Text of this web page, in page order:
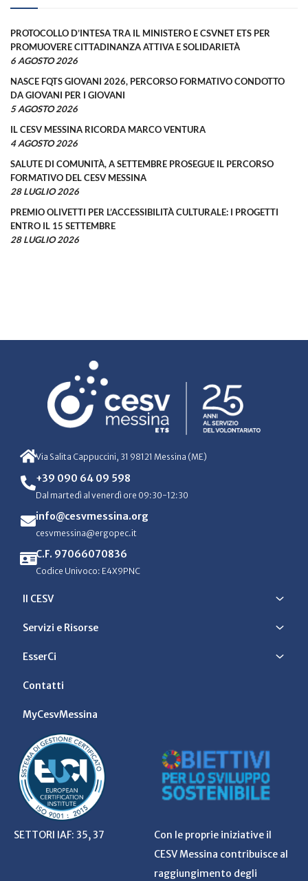
PROTOCOLLO D’INTESA TRA IL MINISTERO E CSVNET ETS PER
PROMUOVERE CITTADINANZA ATTIVA E SOLIDARIETÀ
6 AGOSTO 2026
NASCE FQTS GIOVANI 2026, PERCORSO FORMATIVO CONDOTTO
DA GIOVANI PER I GIOVANI
5 AGOSTO 2026
IL CESV MESSINA RICORDA MARCO VENTURA
4 AGOSTO 2026
SALUTE DI COMUNITÀ, A SETTEMBRE PROSEGUE IL PERCORSO
FORMATIVO DEL CESV MESSINA
28 LUGLIO 2026
PREMIO OLIVETTI PER L’ACCESSIBILITÀ CULTURALE: I PROGETTI
ENTRO IL 15 SETTEMBRE
28 LUGLIO 2026
Via Salita Cappuccini, 31 98121 Messina (ME)
+39 090 64 09 598
Dal martedì al venerdì ore 09:30-12:30
info@cesvmessina.org
cesvmessina@ergopec.it
C.F. 97066070836
Codice Univoco: E4X9PNC
Il CESV
Servizi e Risorse
EsserCi
Contatti
MyCesvMessina
SETTORI IAF: 35, 37
Con le proprie iniziative il
CESV Messina contribuisce al
raggiungimento degli